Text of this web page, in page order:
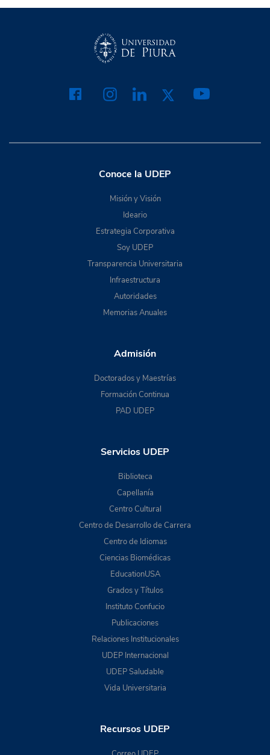
Conoce la UDEP
Misión y Visión
Ideario
Estrategia Corporativa
Soy UDEP
Transparencia Universitaria
Infraestructura
Autoridades
Memorias Anuales
Admisión
Doctorados y Maestrías
Formación Continua
PAD UDEP
Servicios UDEP
Biblioteca
Capellanía
Centro Cultural
Centro de Desarrollo de Carrera
Centro de Idiomas
Ciencias Biomédicas
EducationUSA
Grados y Títulos
Instituto Confucio
Publicaciones
Relaciones Institucionales
UDEP Internacional
UDEP Saludable
Vida Universitaria
Recursos UDEP